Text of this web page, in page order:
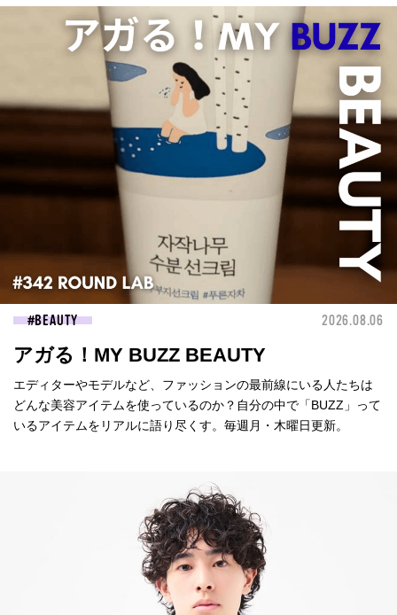
BEAUTY 2026.08.06
アガる！MY BUZZ BEAUTY
エディターやモデルなど、ファッションの最前線にいる人たちは
どんな美容アイテムを使っているのか？自分の中で「BUZZ」って
いるアイテムをリアルに語り尽くす。毎週月・木曜日更新。